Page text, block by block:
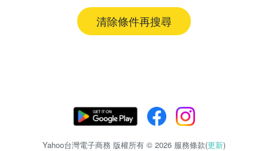
清除條件再搜尋
Yahoo台灣電子商務 版權所有 © 2026 服務條款(更新)